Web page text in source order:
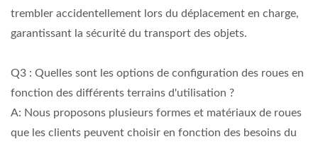
trembler accidentellement lors du déplacement en charge,
garantissant la sécurité du transport des objets.
Q3 : Quelles sont les options de configuration des roues en
fonction des différents terrains d'utilisation ?
A: Nous proposons plusieurs formes et matériaux de roues
que les clients peuvent choisir en fonction des besoins du